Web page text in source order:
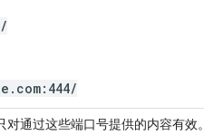
通过这些端口号提供的内容有效。